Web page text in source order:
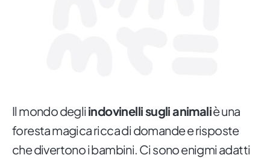
Il mondo degli indovinelli sugli animaliè una
foresta magica ricca di domande e risposte
che divertono i bambini. Ci sono enigmi adatti